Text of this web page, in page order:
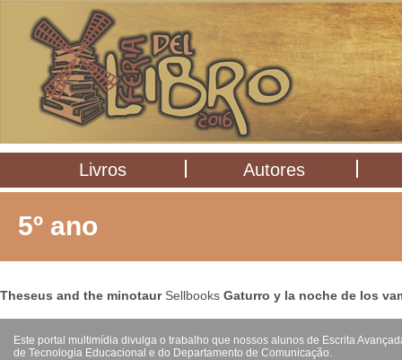
Livros Autores
5º ano
Theseus and the minotaurSellbooks Gaturro y la noche de los
Este portal multimídia divulga o trabalho que nossos alunos de Escrita
de Tecnologia Educacional e do Departamento de Comunicação.